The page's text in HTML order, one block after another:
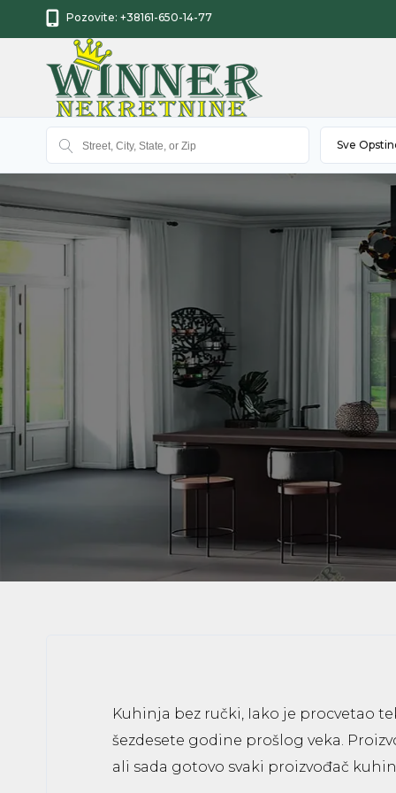
Pozovite: +38161-650-14-77
Sve
Kuhinja bez ručki, Iako je procvetao
šezdesete godine prošlog veka.
ali sada gotovo svaki proizvođač